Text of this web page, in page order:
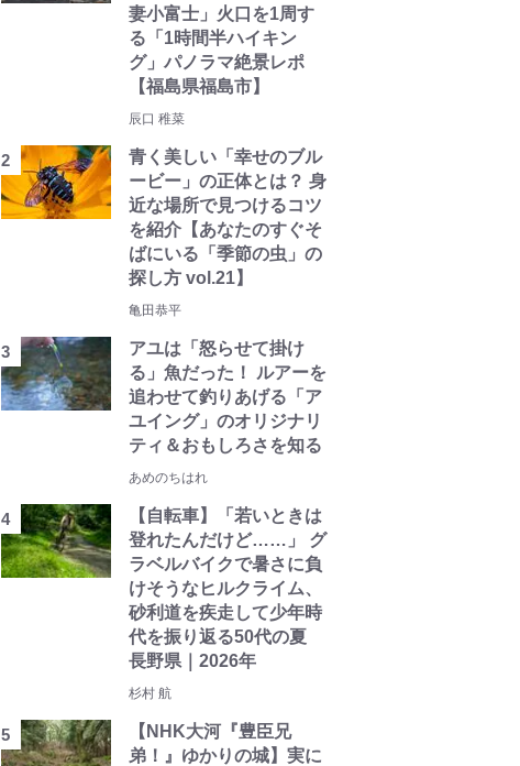
妻小富士」火口を1周す
る「1時間半ハイキン
グ」パノラマ絶景レポ
【福島県福島市】
辰口 稚菜
青く美しい「幸せのブル
ービー」の正体とは？ 身
近な場所で見つけるコツ
を紹介【あなたのすぐそ
ばにいる「季節の虫」の
探し方 vol.21】
亀田恭平
アユは「怒らせて掛け
る」魚だった！ ルアーを
追わせて釣りあげる「ア
ユイング」のオリジナリ
ティ＆おもしろさを知る
あめのちはれ
【自転車】「若いときは
登れたんだけど……」 グ
ラベルバイクで暑さに負
けそうなヒルクライム、
砂利道を疾走して少年時
代を振り返る50代の夏
長野県｜2026年
杉村 航
【NHK大河『豊臣兄
弟！』ゆかりの城】実に